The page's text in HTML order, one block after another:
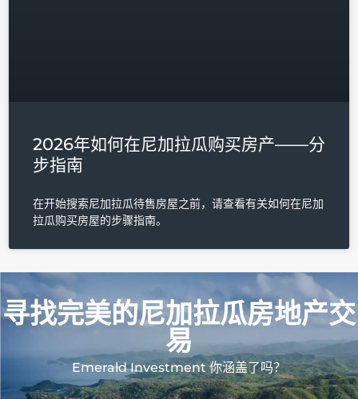
2026年如何在尼加拉瓜购买房产——分
步指南
在开始搜索尼加拉瓜待售房屋之前，请查看有关如何在尼加
拉瓜购买房屋的步骤指南。
寻找完美的尼加拉瓜房地产交
易
Emerald Investment 你涵盖了吗？